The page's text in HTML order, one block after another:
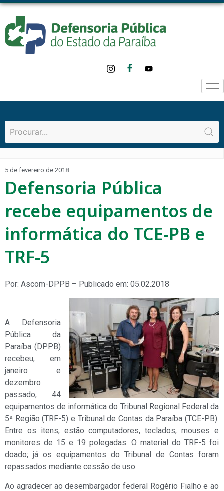
5 de fevereiro de 2018
Defensoria Pública
recebe equipamentos de
informática do TCE-PB e
TRF-5
Por: Ascom-DPPB – Publicado em: 05.02.2018
A Defensoria
Pública da
Paraíba (DPPB)
recebeu, em
janeiro e
dezembro
passado, 44
equipamentos de informática do Tribunal Regional Federal da
5ª Região (TRF-5) e Tribunal de Contas da Paraíba (TCE-PB).
Entre os itens, estão computadores, teclados, mouses e
monitores de 15 e 19 polegadas. O material do TRF-5 foi
doado; já os equipamentos do Tribunal de Contas foram
repassados mediante cessão de uso.
Ao agradecer ao desembargador federal Rogério Fialho e ao